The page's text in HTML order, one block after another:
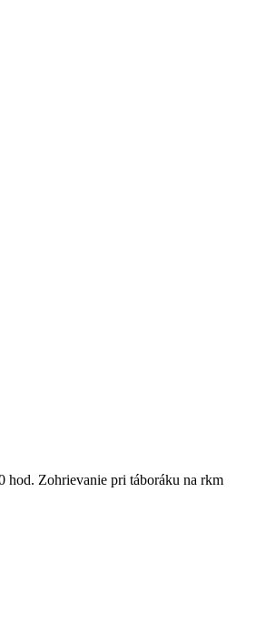
hod. Zohrievanie pri táboráku na rkm